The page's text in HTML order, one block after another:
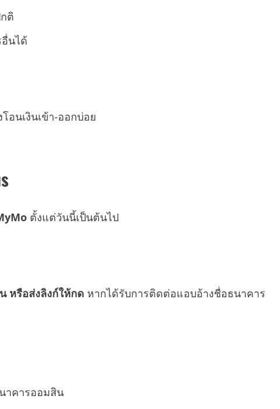
ติ
นได้
อนเงินเข้า-ออกบ่อย
ตั้งแต่วันนี้เป็นต้นไป
หรือส่งลิงก์ให้กด หากได้รับการติดต่อแอบอ้างชื่อธนาคาร
าคารออมสิน